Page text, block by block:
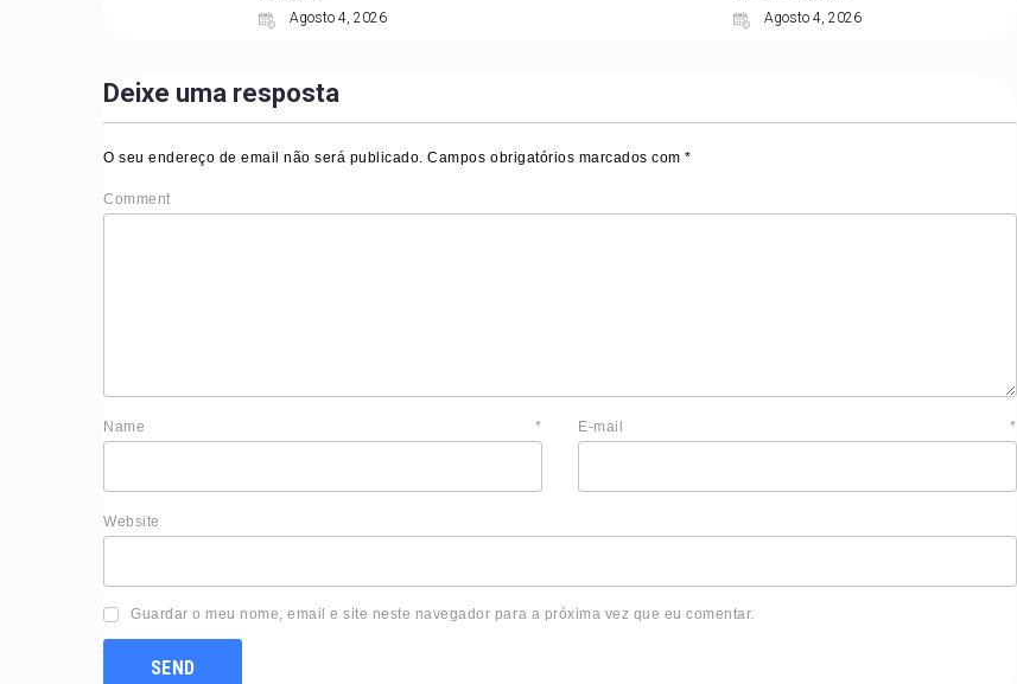
Agosto 4, 2026 Agosto 4, 2026
Deixe uma resposta
O seu endereço de email não será publicado. Campos obrigatórios marcados com*
Comment
Name* E-mail*
Website
Guardar o meu nome, email e site neste navegador para a próxima vez que eu comentar.